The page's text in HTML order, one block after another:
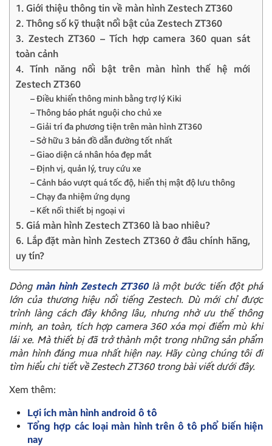
1. Giới thiệu thông tin về màn hình Zestech ZT360
2. Thông số kỹ thuật nổi bật của Zestech ZT360
3. Zestech ZT360 – Tích hợp camera 360 quan sát
toàn cảnh
4. Tính năng nổi bật trên màn hình thế hệ mới
Zestech ZT360
– Điều khiển thông minh bằng trợ lý Kiki
– Thông báo phát nguội cho chủ xe
– Giải trí đa phương tiện trên màn hình ZT360
– Sở hữu 3 bản đồ dẫn đường tốt nhất
– Giao diện cá nhân hóa đẹp mắt
– Định vị, quản lý, truy cứu xe
– Cảnh báo vượt quá tốc độ, hiển thị mật độ lưu thông
– Chạy đa nhiệm ứng dụng
– Kết nối thiết bị ngoại vi
5. Giá màn hình Zestech ZT360 là bao nhiêu?
6. Lắp đặt màn hình Zestech ZT360 ở đâu chính hãng,
uy tín?
Dòng màn hình Zestech ZT360là một bước tiến đột phá
lớn của thương hiệu nổi tiếng Zestech. Dù mới chỉ được
trình làng cách đây không lâu, nhưng nhờ ưu thế thông
minh, an toàn, tích hợp camera 360 xóa mọi điểm mù khi
lái xe. Mà thiết bị đã trở thành một trong những sản phẩm
màn hình đáng mua nhất hiện nay. Hãy cùng chúng tôi đi
tìm hiểu chi tiết về Zestech ZT360 trong bài viết dưới đây.
Xem thêm:
Lợi ích màn hình android ô tô
Tổng hợp các loại màn hình trên ô tô phổ biến hiện
nay